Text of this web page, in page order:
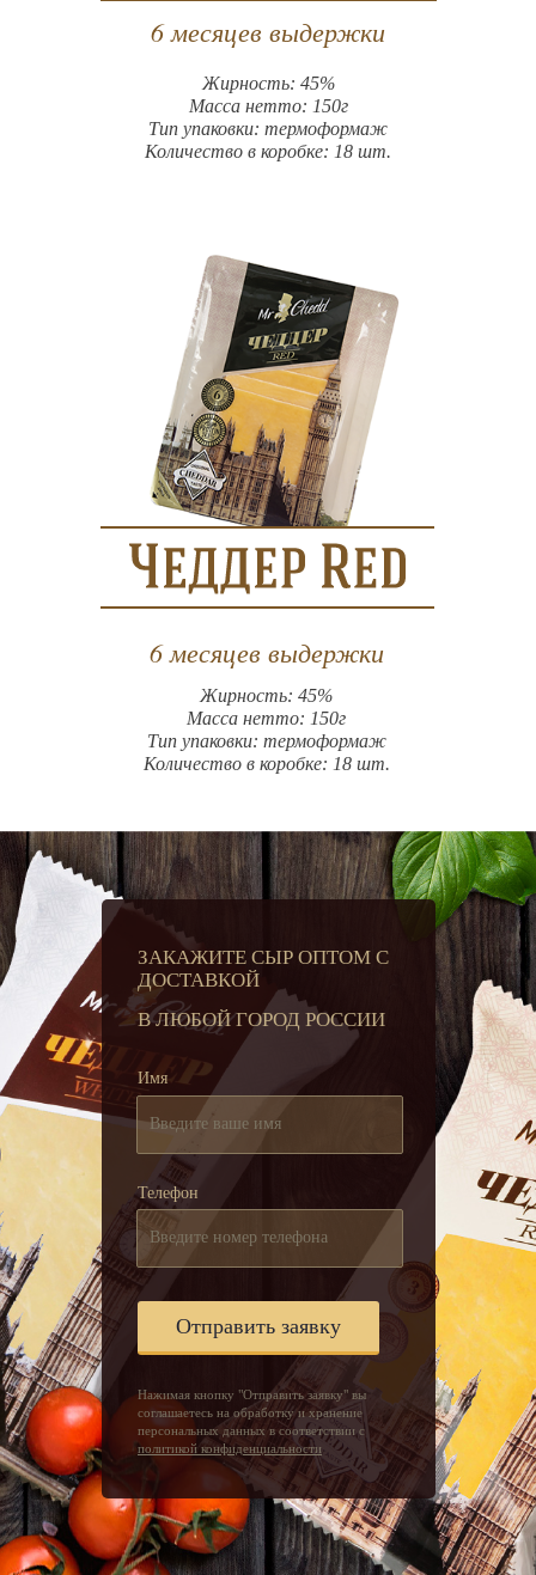
6 месяцев выдержки
Жирность: 45%
Масса нетто: 150г
Тип упаковки: термоформаж
Количество в коробке: 18 шт.
6 месяцев выдержки
Жирность: 45%
Масса нетто: 150г
Тип упаковки: термоформаж
Количество в коробке: 18 шт.
ЗАКАЖИТЕ СЫР ОПТОМ С
ДОСТАВКОЙ
В ЛЮБОЙ ГОРОД РОССИИ
Имя
Телефон
Введите ваше имя
Отправить заявку
Введите номер телефона
Нажимая кнопку "Отправить заявку" вы
соглашаетесь на обработку и хранение
персональных данных в соответствии с
политикой конфиденциальности